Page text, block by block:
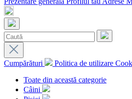
Cumpărături
Politica de utilizare
Toate din această categorie
Câini